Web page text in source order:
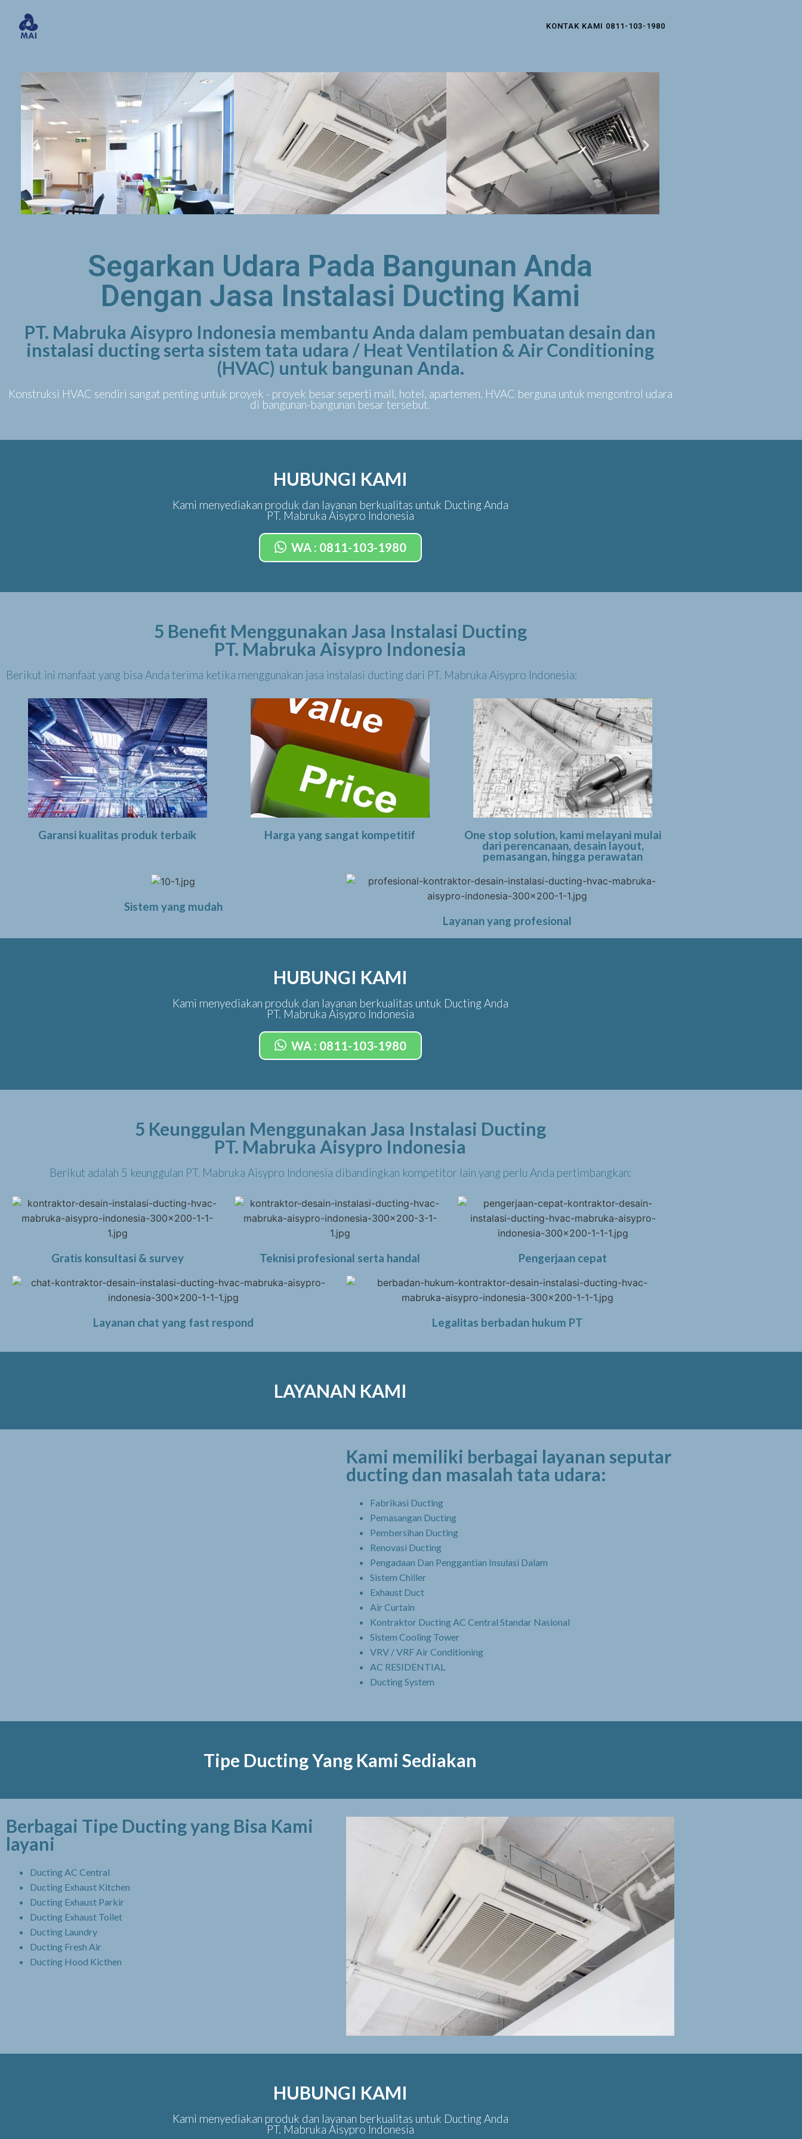
KONTAK KAMI 0811-103-1980
Segarkan Udara Pada Bangunan Anda
Dengan Jasa Instalasi Ducting Kami
PT. Mabruka Aisypro Indonesia membantu Anda dalam pembuatan desain dan
instalasi ducting serta sistem tata udara / Heat Ventilation & Air Conditioning
(HVAC) untuk bangunan Anda.
Konstruksi HVAC sendiri sangat penting untuk proyek - proyek besar seperti mall, hotel, apartemen. HVAC berguna untuk mengontrol udara
di bangunan-bangunan besar tersebut.
HUBUNGI KAMI
Kami menyediakan produk dan layanan berkualitas untuk Ducting Anda
PT. Mabruka Aisypro Indonesia
WA : 0811-103-1980
5 Benefit Menggunakan Jasa Instalasi Ducting
PT. Mabruka Aisypro Indonesia
Berikut ini manfaat yang bisa Anda terima ketika menggunakan jasa instalasi ducting dari PT. Mabruka Aisypro Indonesia:
Garansi kualitas produk terbaik Harga yang sangat kompetitif
One stop solution, kami melayani mulai
dari perencanaan, desain layout,
pemasangan, hingga perawatan
Sistem yang mudah
Layanan yang profesional
HUBUNGI KAMI
Kami menyediakan produk dan layanan berkualitas untuk Ducting Anda
PT. Mabruka Aisypro Indonesia
WA : 0811-103-1980
5 Keunggulan Menggunakan Jasa Instalasi Ducting
PT. Mabruka Aisypro Indonesia
Berikut adalah 5 keunggulan PT. Mabruka Aisypro Indonesia dibandingkan kompetitor lain yang perlu Anda pertimbangkan:
Gratis konsultasi & survey Teknisi profesional serta handal Pengerjaan cepat
Layanan chat yang fast respond Legalitas berbadan hukum PT
LAYANAN KAMI
Kami memiliki berbagai layanan seputar
ducting dan masalah tata udara:
Fabrikasi Ducting
Pemasangan Ducting
Pembersihan Ducting
Renovasi Ducting
Pengadaan Dan Penggantian Insulasi Dalam
Sistem Chiller
Exhaust Duct
Air Curtain
Kontraktor Ducting AC Central Standar Nasional
Sistem Cooling Tower
VRV / VRF Air Conditioning
AC RESIDENTIAL
Ducting System
Tipe Ducting Yang Kami Sediakan
Berbagai Tipe Ducting yang Bisa Kami
layani
Ducting AC Central
Ducting Exhaust Kitchen
Ducting Exhaust Parkir
Ducting Exhaust Toilet
Ducting Laundry
Ducting Fresh Air
Ducting Hood Kicthen
HUBUNGI KAMI
Kami menyediakan produk dan layanan berkualitas untuk Ducting Anda
PT. Mabruka Aisypro Indonesia